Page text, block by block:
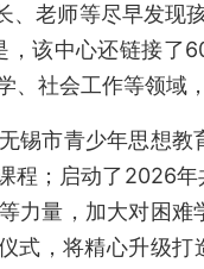
、老师等尽早发现
，该中心还链接了
、社会工作等领域
锡市青少年思想
程；启动了2026
力量，加大对困
式，将精心升级